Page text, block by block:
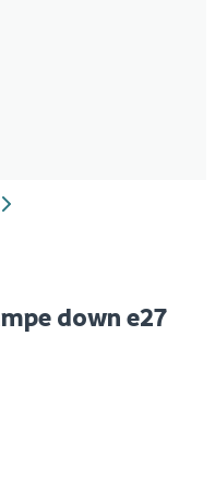
down e27